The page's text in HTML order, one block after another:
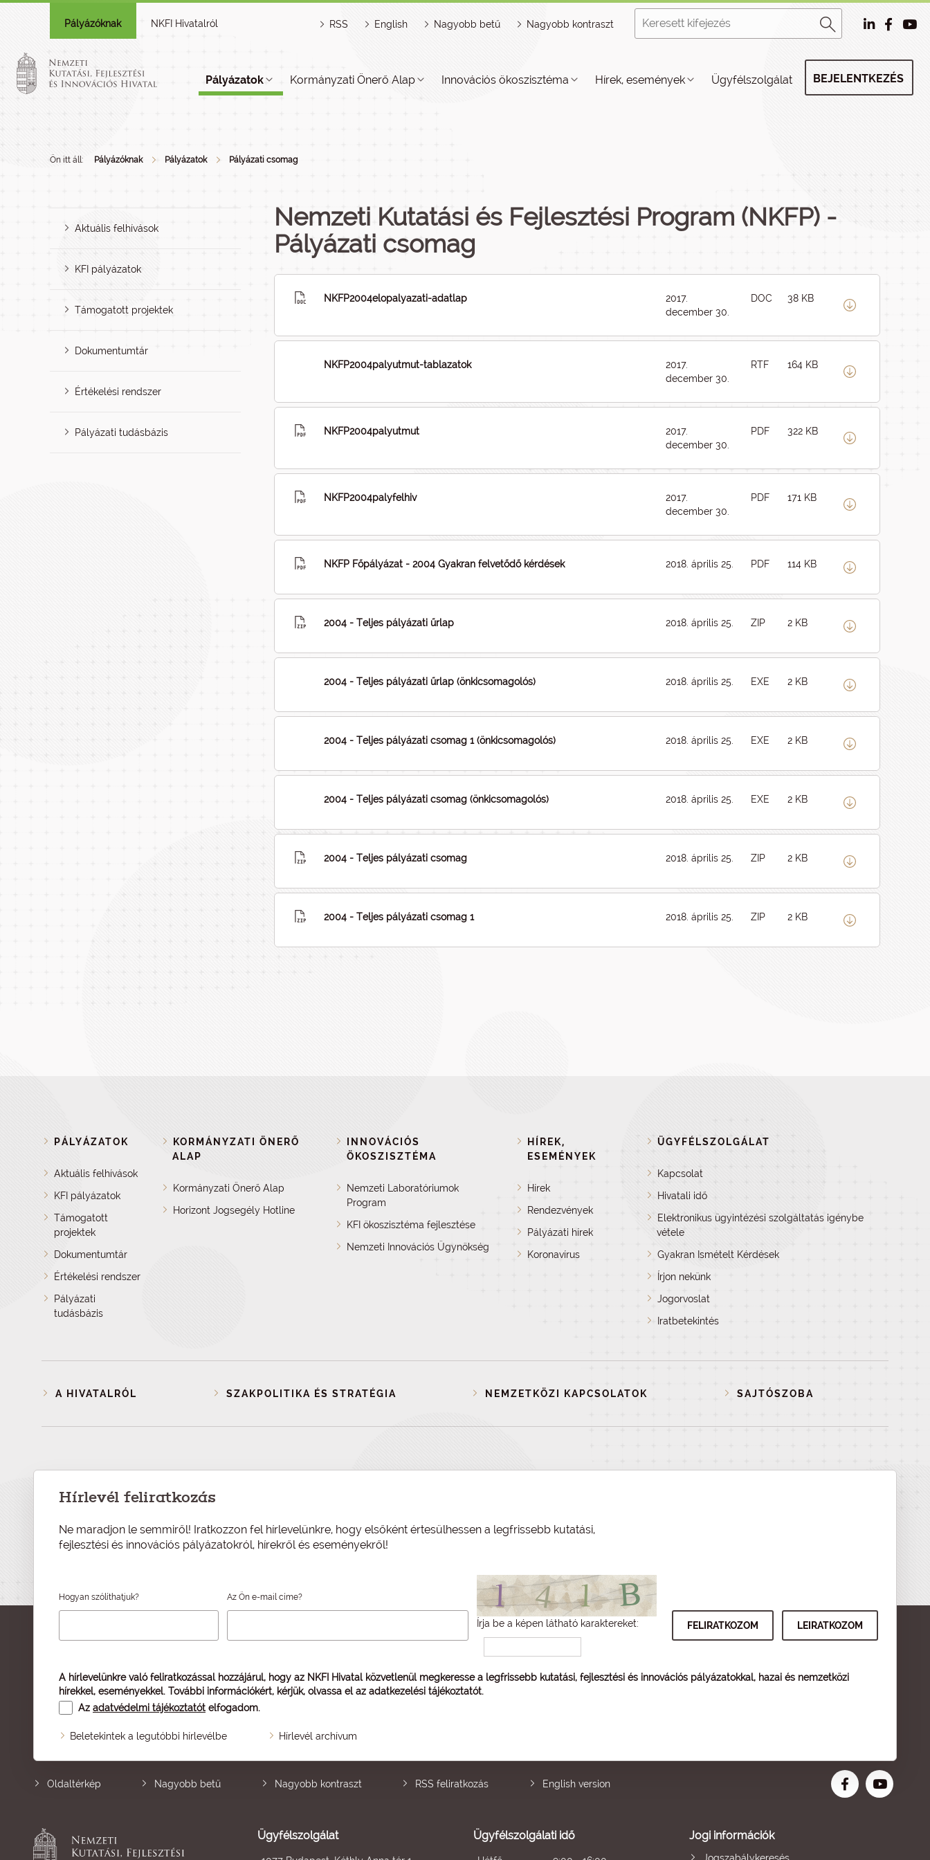
Pályázóknak NKFI Hivatalról RSS English Nagyobb betű Nagyobb kontraszt
Pályázatok Kormányzati Önerő Alap Innovációs ökoszisztéma Hírek, események Ügyfélszolgálat BEJELENTKEZÉS
Ön itt áll: Pályázóknak Pályázatok Pályázati csomag
Aktuális felhívások
KFI pályázatok
Támogatott projektek
Dokumentumtár
Értékelési rendszer
Pályázati tudásbázis
Nemzeti Kutatási és Fejlesztési Program (NKFP) -
Pályázati csomag
NKFP2004elopalyazati-adatlap
2017.
december 30.
DOC 38 KB
NKFP2004palyutmut-tablazatok
2017.
december 30.
RTF 164 KB
NKFP2004palyutmut
2017.
december 30.
PDF 322 KB
NKFP2004palyfelhiv
2017.
december 30.
PDF 171 KB
NKFP Főpályázat - 2004 Gyakran felvetődő kérdések 2018. április 25. PDF 114 KB
2004 - Teljes pályázati űrlap 2018. április 25. ZIP 2 KB
2004 - Teljes pályázati űrlap (önkicsomagolós) 2018. április 25. EXE 2 KB
2004 - Teljes pályázati csomag 1 (önkicsomagolós) 2018. április 25. EXE 2 KB
2004 - Teljes pályázati csomag (önkicsomagolós) 2018. április 25. EXE 2 KB
2004 - Teljes pályázati csomag 2018. április 25. ZIP 2 KB
2004 - Teljes pályázati csomag 1 2018. április 25. ZIP 2 KB
PÁLYÁZATOK
Aktuális felhívások
KFI pályázatok
Támogatott
projektek
Dokumentumtár
Értékelési rendszer
Pályázati
tudásbázis
KORMÁNYZATI ÖNERŐ
ALAP
Kormányzati Önerő Alap
Horizont Jogsegély Hotline
INNOVÁCIÓS
ÖKOSZISZTÉMA
Nemzeti Laboratóriumok
Program
KFI ökoszisztéma fejlesztése
Nemzeti Innovációs Ügynökség
HÍREK,
ESEMÉNYEK
Hírek
Rendezvények
Pályázati hírek
Koronavírus
ÜGYFÉLSZOLGÁLAT
Kapcsolat
Hivatali idő
Elektronikus ügyintézési szolgáltatás igénybe
vétele
Gyakran Ismételt Kérdések
Írjon nekünk
Jogorvoslat
Iratbetekintés
A HIVATALRÓL SZAKPOLITIKA ÉS STRATÉGIA NEMZETKÖZI KAPCSOLATOK SAJTÓSZOBA
Hírlevél feliratkozás
Ne maradjon le semmiről! Iratkozzon fel hírlevelünkre, hogy elsőként értesülhessen a legfrissebb kutatási,
fejlesztési és innovációs pályázatokról, hírekről és eseményekről!
Hogyan szólíthatjuk? Az Ön e-mail címe?
Írja be a képen látható karaktereket:
A hírlevelünkre való feliratkozással hozzájárul, hogy az NKFI Hivatal közvetlenül megkeresse a legfrissebb kutatási, fejlesztési és innovációs pályázatokkal, hazai és nemzetközi
hírekkel, eseményekkel. További információkért, kérjük, olvassa el az adatkezelési tájékoztatót.
Az adatvédelmi tájékoztatót elfogadom.
Beletekintek a legutóbbi hírlevélbe Hírlevél archívum
Oldaltérkép Nagyobb betű Nagyobb kontraszt RSS feliratkozás English version
Ügyfélszolgálat Ügyfélszolgálati idő Jogi információk